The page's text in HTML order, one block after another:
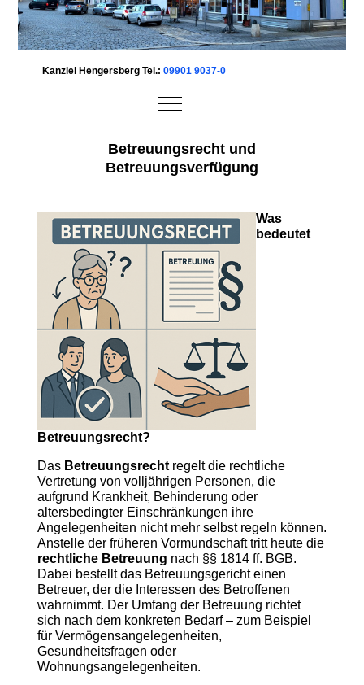
Kanzlei Hengersberg Tel.:09901 9037-0
Mobile Menu Toggle
Betreuungsrecht und
Betreuungsverfügung
Was
bedeutet
Betreuungsrecht?
Das Betreuungsrechtregelt die rechtliche
Vertretung von volljährigen Personen, die
aufgrund Krankheit, Behinderung oder
altersbedingter Einschränkungen ihre
Angelegenheiten nicht mehr selbst regeln können.
Anstelle der früheren Vormundschaft tritt heute die
rechtliche Betreuung nach §§ 1814 ff. BGB.
Dabei bestellt das Betreuungsgericht einen
Betreuer, der die Interessen des Betroffenen
wahrnimmt. Der Umfang der Betreuung richtet
sich nach dem konkreten Bedarf – zum Beispiel
für Vermögensangelegenheiten,
Gesundheitsfragen oder
Wohnungsangelegenheiten.